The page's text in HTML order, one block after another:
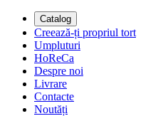
Catalog
Creează-ți propriul tort
Umpluturi
HoReCa
Despre noi
Livrare
Contacte
Noutăți